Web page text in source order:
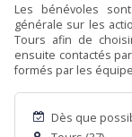
Les bénévoles
générale sur les
Tours afin de
ensuite contactés
formés par les
Dès que